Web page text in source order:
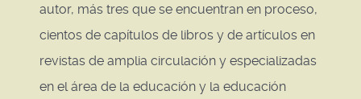
autor, más tres que se encuentran en proceso,
cientos de capítulos de libros y de artículos en
revistas de amplia circulación y especializadas
en el área de la educación y la educación